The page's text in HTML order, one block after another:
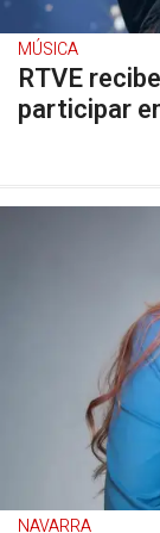
MÚSICA
RTVE
participar
NAVARRA